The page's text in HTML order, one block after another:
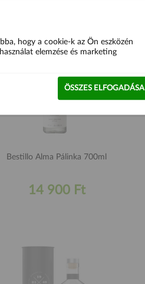
Bestillo Alma Pálinka 700ml
14 900 Ft
hogy a cookie-k az Ön eszközén
elemzése és marketing
ÖSSZES ELFOGADÁSA